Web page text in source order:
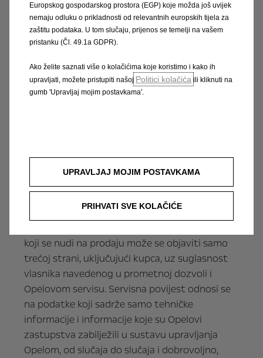
pregleda.
Rezervirajte servis sada!
*Ponuda vrijedi od 14. studenog 2022. do
koji se nudi na prodaju može se objaviti samo
trećoj strani, uključujući kupca, uz suglasnost
vlasnika navedenog u prometnoj dozvoli i
Opelovom servisu. Servisna povijest odnosi se
na podatke koji sadrže samo tehničke
informacije i informacije koje su Opelovi
zastupstva zabilježili u sustavu upravljanja
Opelom, od slučaja do slučaja i dobrovoljno,
Europskog gospodarskog prostora (EGP) koje možda još uvijek
nemaju odluku o prikladnosti od relevantnih europskih tijela za
zaštitu podataka. U tom slučaju, prijenos se temelji na vašem
pristanku (Čl. 49.1a GDPR).
Ako želite saznati više o kolačićima koje koristimo i kako ih
upravljati, možete pristupiti našoj Politici kolačića ili kliknuti na
gumb 'Upravljaj mojim postavkama'.
UPRAVLJAJ MOJIM POSTAVKAMA
PRIHVATI SVE KOLAČIĆE